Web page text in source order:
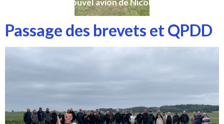
Nouvel avion de Nicolas
Passage des brevets et QPDD